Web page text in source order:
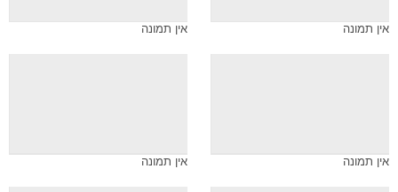
אין תמונה אין תמונה
אין תמונה אין תמונה